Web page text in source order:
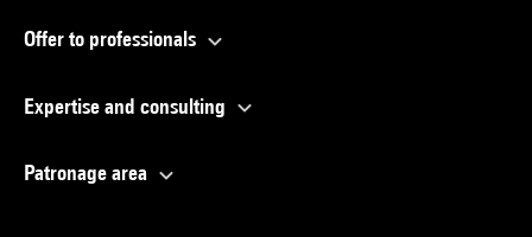
Offer to professionals
Expertise and consulting
Patronage area